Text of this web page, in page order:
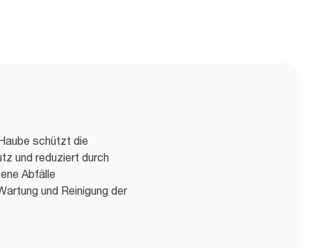
schützt die
und reduziert durch
Abfälle
und Reinigung der